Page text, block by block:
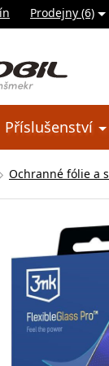
Prodejny (6)
Příslušenství
Ochranné fólie a